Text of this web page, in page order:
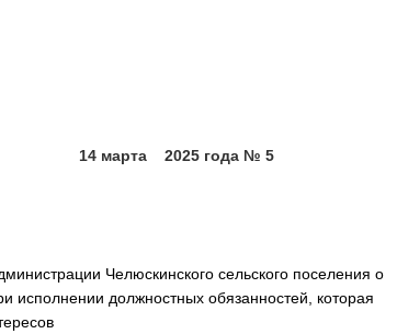
года № 5
Челюскинского сельского поселения о
исполнении должностных обязанностей, которая